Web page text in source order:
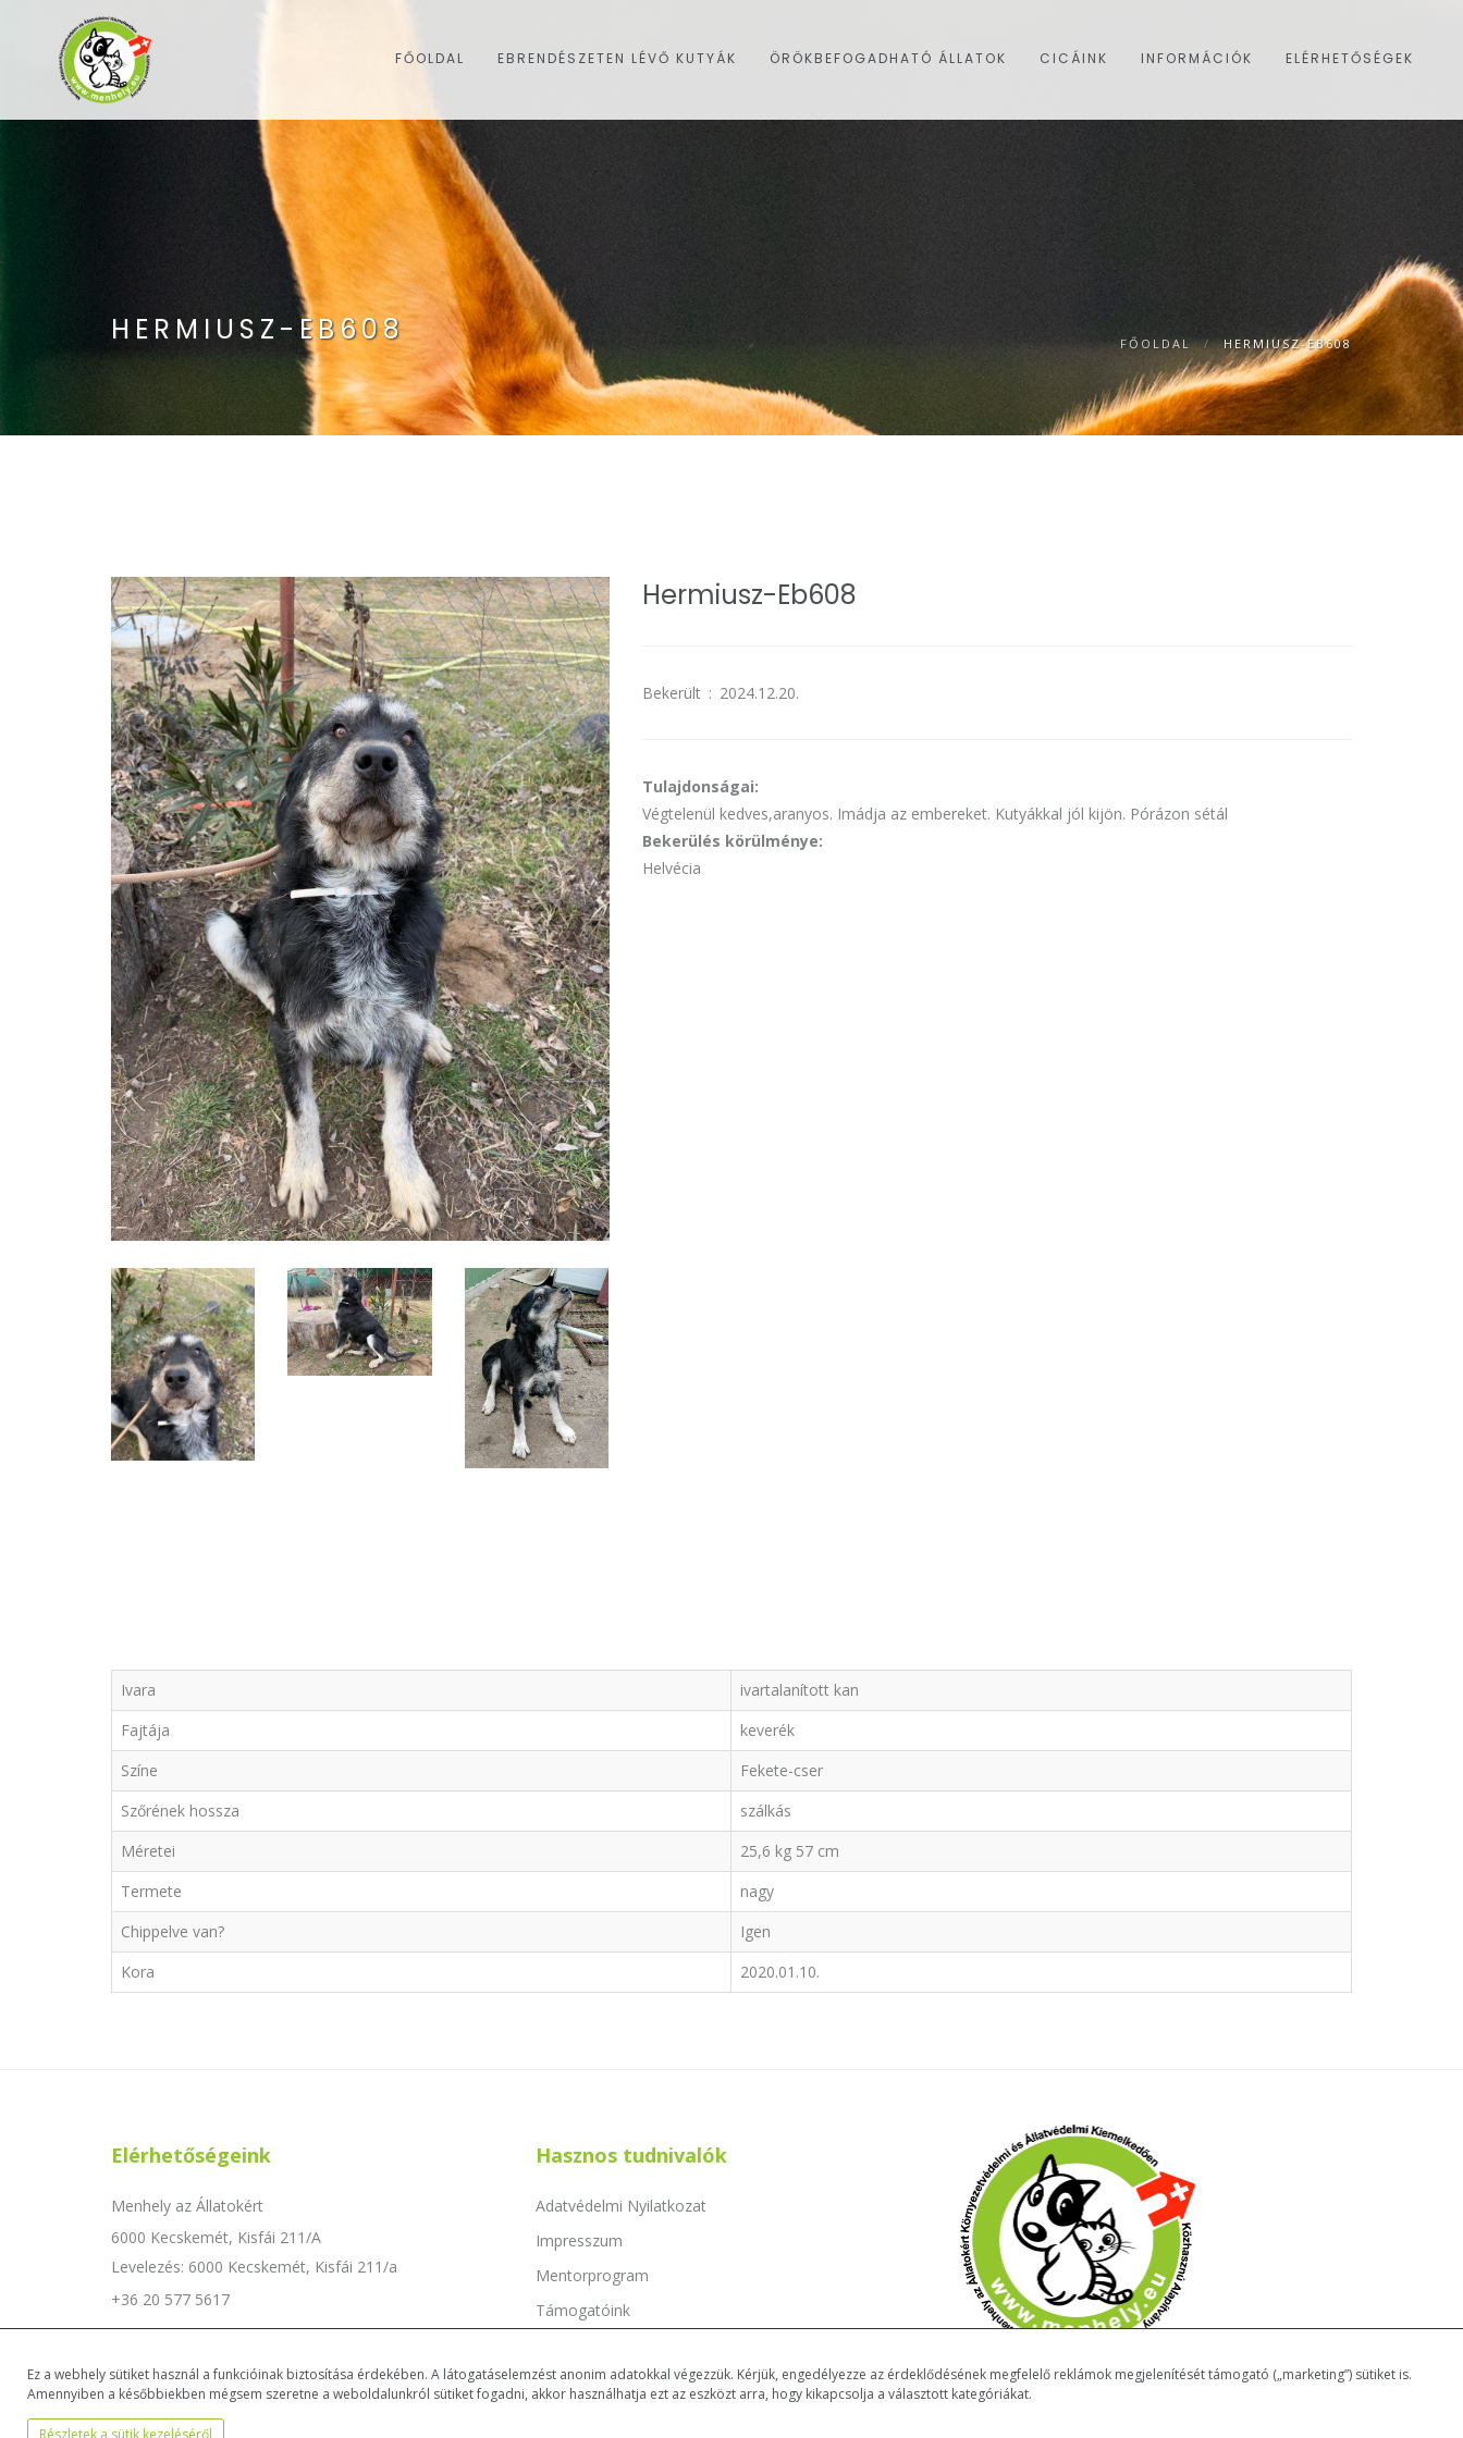
Ez a webhely sütiket használ a funkcióinak biztosítása érdekében. A látogatáselemzést anonim adatokkal végezzük. Kérjük, engedélyezze az érdeklődésének megfelelő reklámok megjelenítését támogató („marketing”) sütiket is.
Amennyiben a későbbiekben mégsem szeretne a weboldalunkról sütiket fogadni, akkor használhatja ezt az eszközt arra, hogy kikapcsolja a választott kategóriákat.
Részletek a sütik kezeléséről
FŐOLDAL EBRENDÉSZETEN LÉVŐ KUTYÁK ÖRÖKBEFOGADHATÓ ÁLLATOK CICÁINK INFORMÁCIÓK ELÉRHETŐSÉGEK
HERMIUSZ-EB608 FŐOLDAL / HERMIUSZ-EB608
Hermiusz-Eb608
Bekerült : 2024.12.20.
Tulajdonságai:
Végtelenül kedves,aranyos. Imádja az embereket. Kutyákkal jól kijön. Pórázon sétál
Bekerülés körülménye:
Helvécia
Ivara
ivartalanított kan
Fajtája
keverék
Színe
Fekete-cser
Szőrének hossza
szálkás
Méretei
25,6 kg 57 cm
Termete
nagy
Chippelve van?
Igen
Kora
2020.01.10.
Elérhetőségeink
Menhely az Állatokért
6000 Kecskemét, Kisfái 211/A
Levelezés: 6000 Kecskemét, Kisfái 211/a
+36 20 577 5617
info@menhely.eu
Örökbefogadás: +36 70 198 2727
Hasznos tudnivalók
Adatvédelmi Nyilatkozat
Impresszum
Mentorprogram
Támogatóink